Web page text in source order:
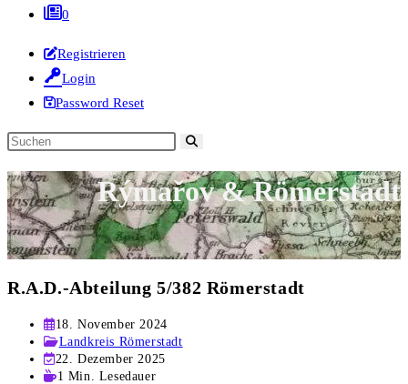
0
Registrieren
Login
Password Reset
Diese
durchsuchen
Rýmařov & Römerstadt
R.A.D.-Abteilung 5/382 Römerstadt
Beitrag
veröffentlicht:
18. November 2024
Beitrags-
Kategorie:
Landkreis Römerstadt
Beitrag
zuletzt
22. Dezember 2025
Lesedauer:
1 Min. Lesedauer